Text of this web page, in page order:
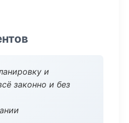
и
законно и без